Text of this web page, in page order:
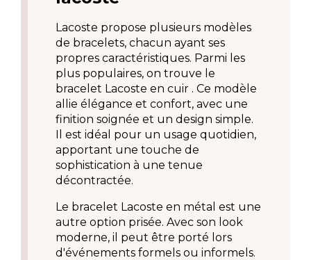
Lacoste propose plusieurs modèles
de bracelets, chacun ayant ses
propres caractéristiques. Parmi les
plus populaires, on trouve le
bracelet Lacoste en cuir . Ce modèle
allie élégance et confort, avec une
finition soignée et un design simple.
Il est idéal pour un usage quotidien,
apportant une touche de
sophistication à une tenue
décontractée.
Le bracelet Lacoste en métal est une
autre option prisée. Avec son look
moderne, il peut être porté lors
d'événements formels ou informels.